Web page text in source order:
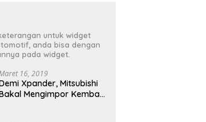
untuk widget
anda bisa dengan
pada widget.
16, 2019
Xpander, Mitsubishi
Mengimpor Kembali